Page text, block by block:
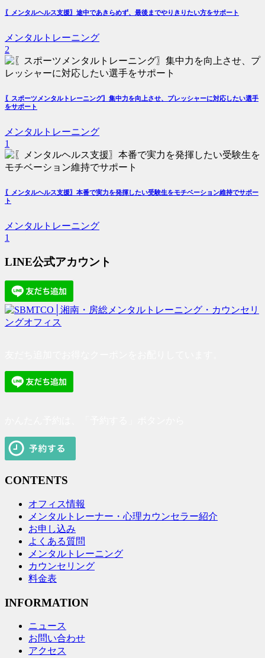
〖メンタルヘルス支援〗途中であきらめず、最後までやりきりたい方をサポート
メンタルトレーニング
2
〖スポーツメンタルトレーニング〗集中力を向上させ、プレッシャーに対応したい選手
をサポート
メンタルトレーニング
1
〖メンタルヘルス支援〗本番で実力を発揮したい受験生をモチベーション維持でサポー
ト
メンタルトレーニング
1
LINE公式アカウント
CONTENTS
オフィス情報
メンタルトレーナー・心理カウンセラー紹介
お申し込み
よくある質問
メンタルトレーニング
カウンセリング
料金表
INFORMATION
ニュース
お問い合わせ
アクセス